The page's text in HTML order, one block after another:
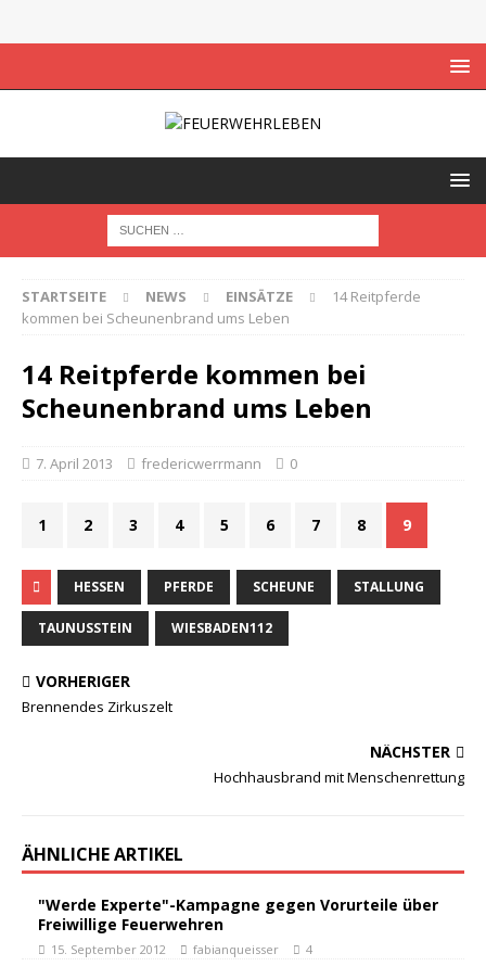
STARTSEITE NEWS EINSÄTZE
14 Reitpferde
kommen bei Scheunenbrand ums Leben
14 Reitpferde kommen bei
Scheunenbrand ums Leben
7. April 2013 fredericwerrmann 0
1 2 3 4 5 6 7 8 9
HESSEN PFERDE SCHEUNE STALLUNG
TAUNUSSTEIN WIESBADEN112
VORHERIGER
Brennendes Zirkuszelt
NÄCHSTER
Hochhausbrand mit Menschenrettung
ÄHNLICHE ARTIKEL
"Werde Experte"-Kampagne gegen Vorurteile über
Freiwillige Feuerwehren
15. September 2012 fabianqueisser 4